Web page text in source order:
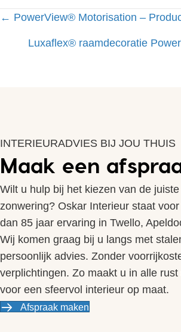
Posts
navigation
← PowerView® Motorisation –
Luxaflex® raamdecoratie
INTERIEURADVIES BIJ JOU THUIS
Maak een
Wilt u hulp bij het kiezen van de
zonwering? Oskar Interieur staat
dan 85 jaar ervaring in Twello,
Wij komen graag bij u langs met
persoonlijk advies. Zonder
verplichtingen. Zo maakt u in alle
voor een sfeervol interieur op maat.
Afspraak maken